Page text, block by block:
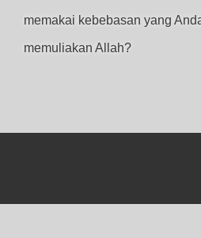
memakai kebebasan yang
memuliakan Allah?